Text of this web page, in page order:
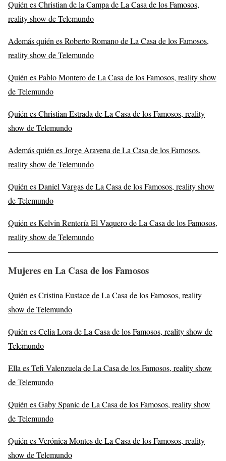
Quién es Christian de la Campa de La Casa de los Famosos,
reality show de Telemundo
Además quién es Roberto Romano de La Casa de los Famosos,
reality show de Telemundo
Quién es Pablo Montero de La Casa de los Famosos, reality show
de Telemundo
Quién es Christian Estrada de La Casa de los Famosos, reality
show de Telemundo
Además quién es Jorge Aravena de La Casa de los Famosos,
reality show de Telemundo
Quién es Daniel Vargas de La Casa de los Famosos, reality show
de Telemundo
Quién es Kelvin Rentería El Vaquero de La Casa de los Famosos,
reality show de Telemundo
Mujeres en La Casa de los Famosos
Quién es Cristina Eustace de La Casa de los Famosos, reality
show de Telemundo
Quién es Celia Lora de La Casa de los Famosos, reality show de
Telemundo
Ella es Tefi Valenzuela de La Casa de los Famosos, reality show
de Telemundo
Quién es Gaby Spanic de La Casa de los Famosos, reality show
de Telemundo
Quién es Verónica Montes de La Casa de los Famosos, reality
show de Telemundo